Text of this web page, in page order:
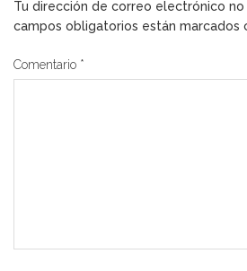
Tu dirección de correo electrónico no
campos obligatorios están marcados
Comentario *